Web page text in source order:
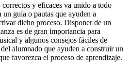
y eficaces va unido a todo
guía o pautas que ayuden a
dicho proceso. Disponer de un
es de gran importancia para
y algunos consejos fáciles de
alumnado que ayuden a construir un
favorezca el proceso de aprendizaje.